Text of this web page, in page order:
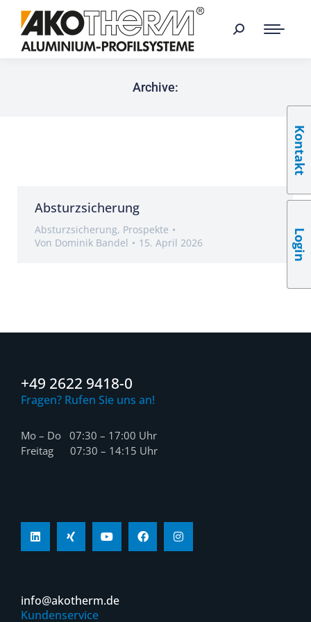
Archive:
Absturzsicherung
Absturzsicherung, Prospekte
Von Dominik Bandel 15. April 2026
+49 2622 9418-0
Fragen? Rufen Sie uns an!
Mo – Do 07:30 – 17:00 Uhr
Freitag 07:30 – 14:15 Uhr
info@akotherm.de
Kundenservice
Kontakt
Login